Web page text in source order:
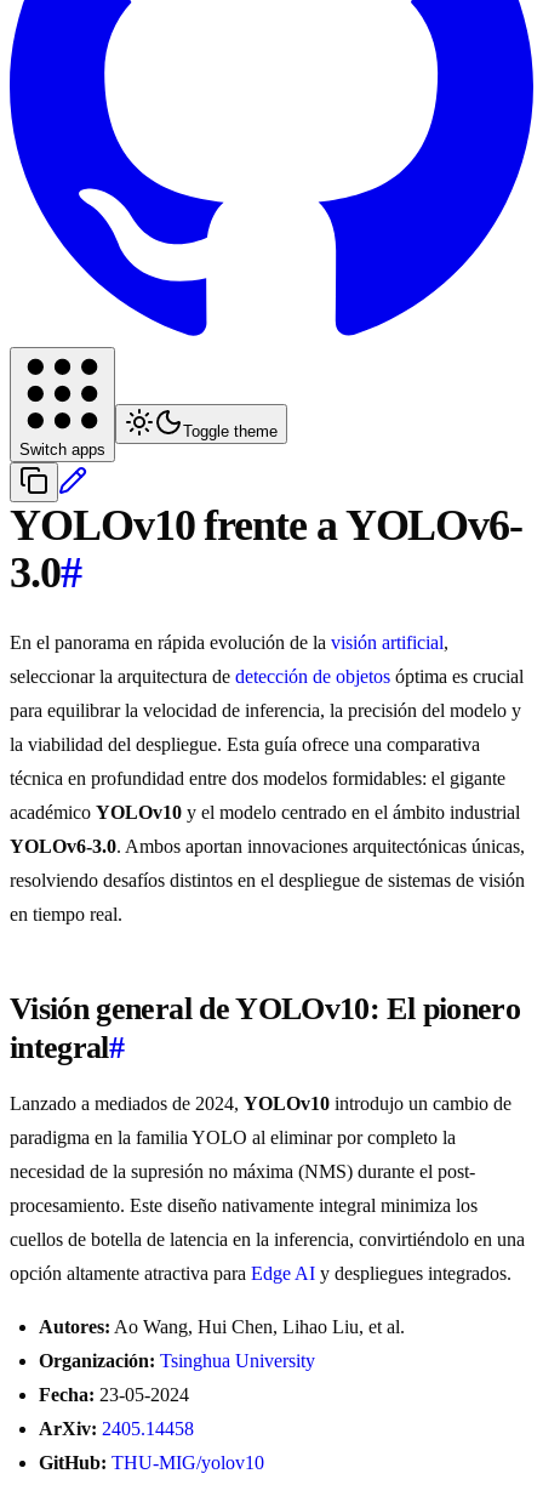
Switch apps
Toggle theme
YOLOv10 frente a YOLOv6-
3.0#
En el panorama en rápida evolución de la visión artificial,
seleccionar la arquitectura de detección de objetos óptima es crucial
para equilibrar la velocidad de inferencia, la precisión del modelo y
la viabilidad del despliegue. Esta guía ofrece una comparativa
técnica en profundidad entre dos modelos formidables: el gigante
académico YOLOv10 y el modelo centrado en el ámbito industrial
YOLOv6-3.0. Ambos aportan innovaciones arquitectónicas únicas,
resolviendo desafíos distintos en el despliegue de sistemas de visión
en tiempo real.
Visión general de YOLOv10: El pionero
integral#
Lanzado a mediados de 2024, YOLOv10 introdujo un cambio de
paradigma en la familia YOLO al eliminar por completo la
necesidad de la supresión no máxima (NMS) durante el post-
procesamiento. Este diseño nativamente integral minimiza los
cuellos de botella de latencia en la inferencia, convirtiéndolo en una
opción altamente atractiva para Edge AI y despliegues integrados.
Autores: Ao Wang, Hui Chen, Lihao Liu, et al.
Organización: Tsinghua University
Fecha: 23-05-2024
ArXiv: 2405.14458
GitHub: THU-MIG/yolov10